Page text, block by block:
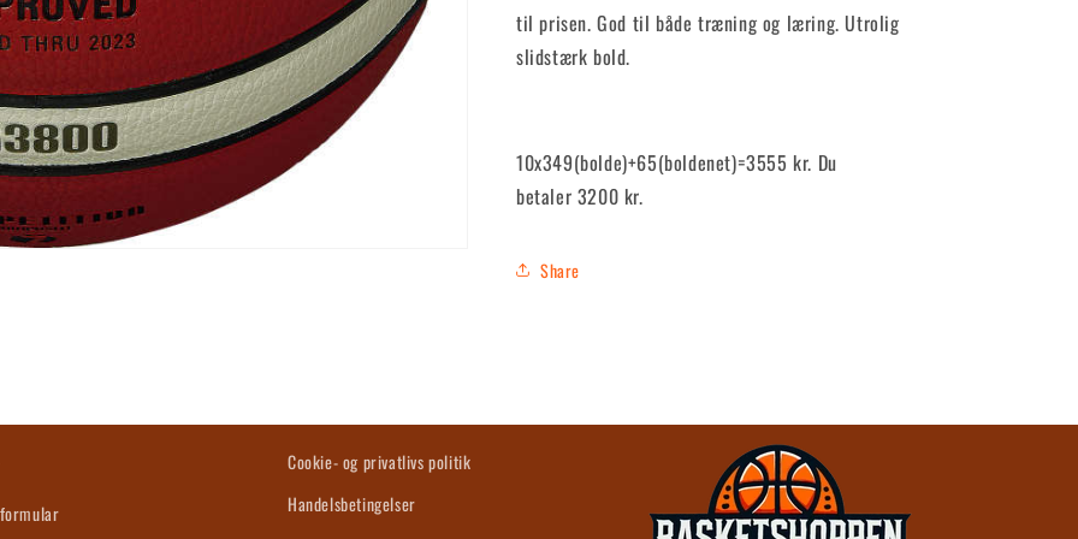
til prisen. God til både træning og læring. Utrolig
slidstærk bold.
10x349(bolde)+65(boldenet)=3555 kr. Du
betaler 3200 kr.
Share
Cookie- og privatlivs politik
Handelsbetingelser